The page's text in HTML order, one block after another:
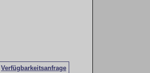
Verfügbarkeitsanfrage